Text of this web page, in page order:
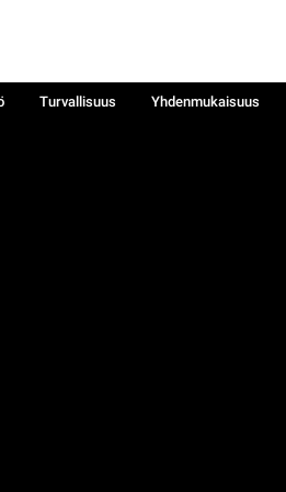
Turvallisuus
Yhdenmukaisuus